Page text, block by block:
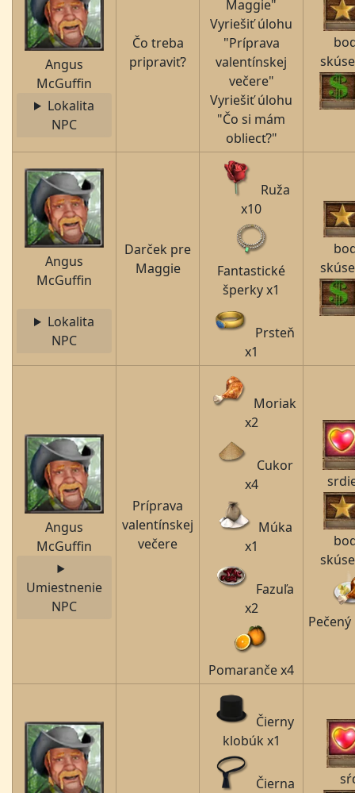
Angus
McGuffin
Lokalita
NPC
Čo treba
pripraviť?
Maggie"
Vyriešiť úlohu
"Príprava
valentínskej
večere"
Vyriešiť úlohu
"Čo si mám
obliecť?"
Angus
McGuffin
Lokalita
NPC
Darček pre
Maggie
Ruža
x10
Fantastické
šperky x1
Prsteň
x1
Angus
McGuffin
Umiestnenie
NPC
Príprava
valentínskej
večere
Moriak
x2
Cukor
x4
Múka
x1
Fazuľa
x2
Pomaranče x4
Čierny
klobúk x1
Čierna